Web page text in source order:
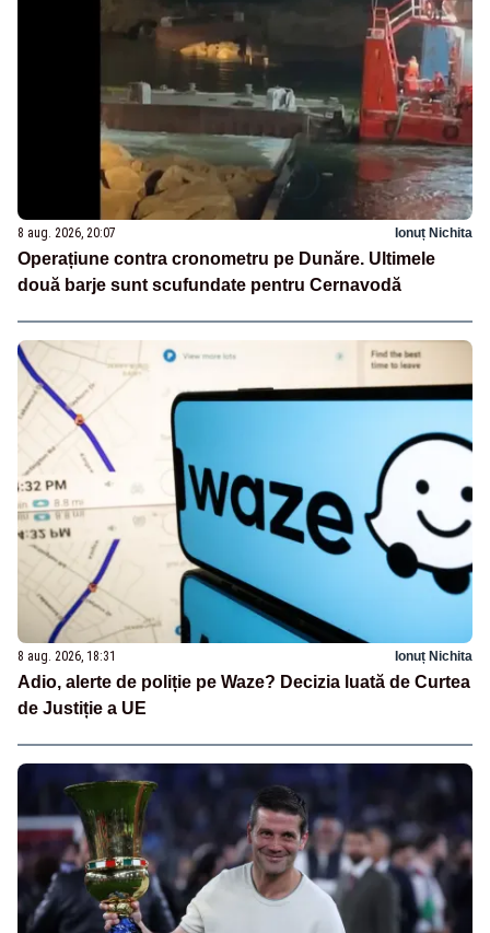
8 aug. 2026, 20:07 Ionuț Nichita
Operațiune contra cronometru pe Dunăre. Ultimele
două barje sunt scufundate pentru Cernavodă
8 aug. 2026, 18:31 Ionuț Nichita
Adio, alerte de poliție pe Waze? Decizia luată de Curtea
de Justiție a UE